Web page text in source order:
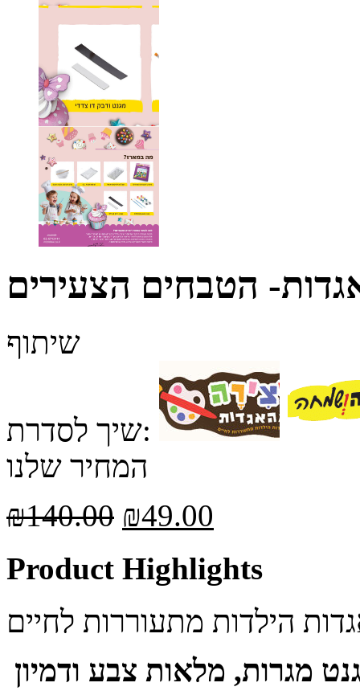
הטבחים הצעירים
שיתוף
שיך לסדרת:
המחיר שלנו
₪140.00 ₪49.00
Product Highlights